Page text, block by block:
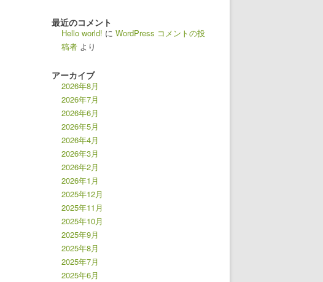
最近のコメント
Hello world! に WordPress コメントの投
稿者 より
アーカイブ
2026年8月
2026年7月
2026年6月
2026年5月
2026年4月
2026年3月
2026年2月
2026年1月
2025年12月
2025年11月
2025年10月
2025年9月
2025年8月
2025年7月
2025年6月